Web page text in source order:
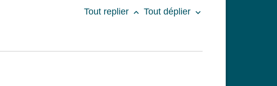
Tout replier keyboard_arrow_up Tout déplier keyboard_arrow_down